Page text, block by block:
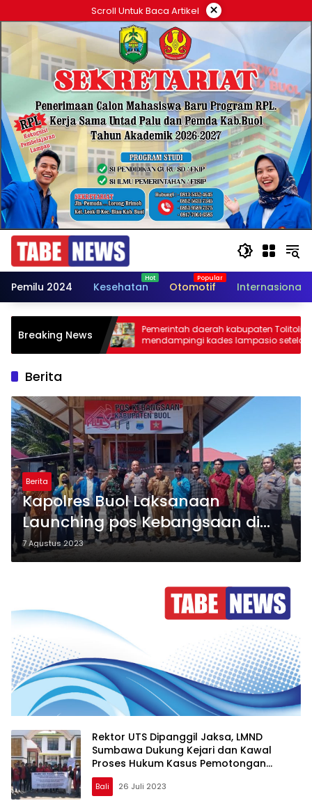
ke
konten
Scroll Untuk Baca Artikel ×
Pemilu 2024 Kesehatan Otomotif Internasional
Breaking News
di
Pemerintah daerah kabupaten Tolitoli
mendampingi kades lampasio setelah
di hukum adat oleh dewan adat buat
Berita
Berita
Kapolres Buol Laksanaan
Launching pos Kebangsaan di
Kab Buol Sulawesi Tengah Sukses
7 Agustus 2023
Rektor UTS Dipanggil Jaksa, LMND
Sumbawa Dukung Kejari dan Kawal
Proses Hukum Kasus Pemotongan
Beasiswa Bidikmisi
Bali 26 Juli 2023